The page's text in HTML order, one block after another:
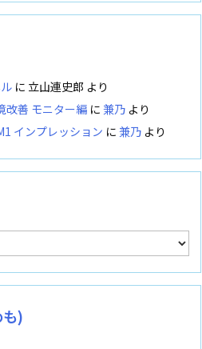
に 立山連史郎 より
改善 モニター編 に 兼乃 より
インプレッション に 兼乃 より
)